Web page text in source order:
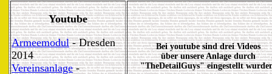
Youtube
Armeemodul- Dresden
2014
Vereinsanlage-
Bei youtube sind drei Videos
über unsere Anlage durch
"TheDetailGuys" eingestellt